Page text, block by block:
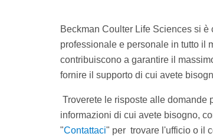
Beckman Coulter Life Sciences si
professionale e personale in tutto il
contribuiscono a garantire il
fornire il supporto di cui avete
Troverete le risposte alle domande
informazioni di cui avete bisogno,
"Contattaci" per trovare l'ufficio o il